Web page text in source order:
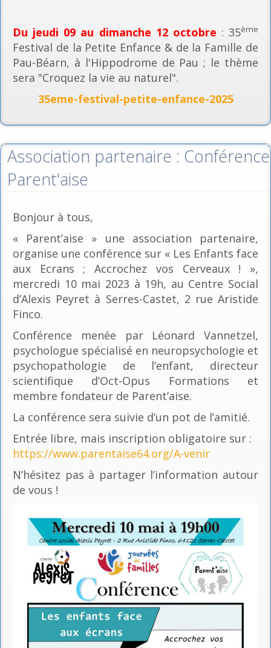
Du jeudi 09 au dimanche 12 octobre : 35ème
Festival de la Petite Enfance & de la Famille de
Pau-Béarn, à l'Hippodrome de Pau ; le thème
sera "Croquez la vie au naturel".
35eme-festival-petite-enfance-2025
Association partenaire : Conférence
Parent'aise
Bonjour à tous,
« Parent’aise » une association partenaire,
organise une conférence sur « Les Enfants face
aux Ecrans ; Accrochez vos Cerveaux ! »,
mercredi 10 mai 2023 à 19h, au Centre Social
d’Alexis Peyret à Serres-Castet, 2 rue Aristide
Finco.
Conférence menée par Léonard Vannetzel,
psychologue spécialisé en neuropsychologie et
psychopathologie de l’enfant, directeur
scientifique d’Oct-Opus Formations et
membre fondateur de Parent’aise.
La conférence sera suivie d’un pot de l’amitié.
Entrée libre, mais inscription obligatoire sur :
https://www.parentaise64.org/A-venir
N’hésitez pas à partager l’information autour
de vous !